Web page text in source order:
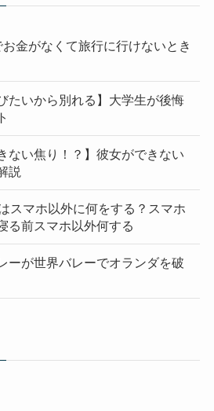
お金がなくて旅行に行けないとき
たいから別れる】大学生が後悔
ない焦り！？】彼女ができない
説
スマホ以外に何をする？スマホ
る前スマホ以外何する
ーが世界バレーでオランダを破